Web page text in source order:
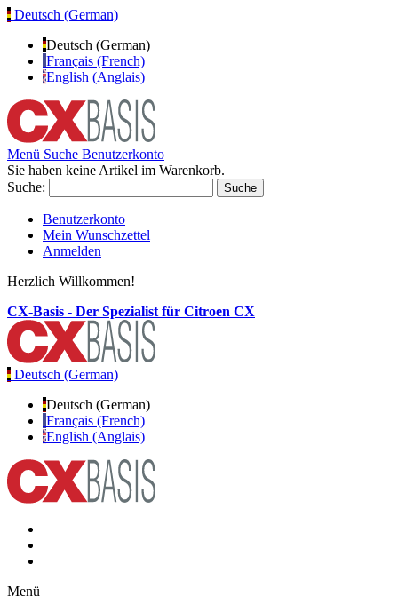
Deutsch (German)
Deutsch (German)
Français (French)
English (Anglais)
Menü Suche Benutzerkonto
Sie haben keine Artikel im Warenkorb.
Suche:
Suche
Benutzerkonto
Mein Wunschzettel
Anmelden
Herzlich Willkommen!
CX-Basis - Der Spezialist für Citroen CX
Deutsch (German)
Deutsch (German)
Français (French)
English (Anglais)
Menü